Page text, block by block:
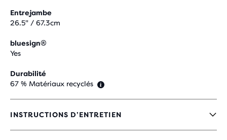
Entrejambe
26.5" / 67.3cm
bluesign®
Yes
Durabilité
67 % Matériaux recyclés
INSTRUCTIONS D’ENTRETIEN